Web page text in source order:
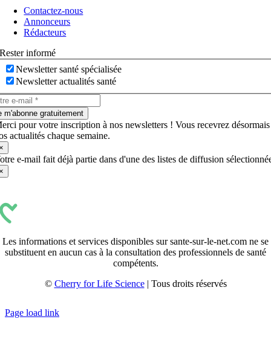
basculeContactez-nous
Annonceurs
Rédacteurs
Rester informé
Newsletter santé spécialisée
Newsletter actualités santé
m'abonne gratuitement
pour votre inscription à nos newsletters ! Vous recevrez désormais
actualités chaque semaine.
e-mail fait déjà partie dans d'une des listes de diffusion
Les informations et services disponibles sur sante-sur-le-net.com ne se
substituent en aucun cas à la consultation des professionnels de santé
compétents.
© Cherry for Life Science| Tous droits réservés
Page load link